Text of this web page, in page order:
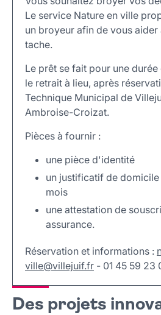
Le service Nature en ville
un broyeur afin de vous
tache.
Le prêt se fait pour une
le retrait à lieu, après
Technique Municipal de
Ambroise-Croizat.
Pièces à fournir :
une pièce d'identité
un justificatif de
mois
une attestation de
assurance.
Réservation et informations :
ville@villejuif.fr - 01 45 59 23
Des projets